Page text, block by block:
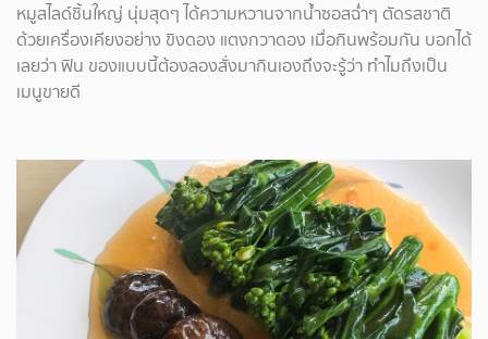
หมูสไลด์ชิ้นใหญ่ นุ่มสุดๆ ได้ความหวานจากน้ำซอสฉ่ำๆ ตัดรสชาติ
ด้วยเครื่องเคียงอย่าง ขิงดอง แตงกวาดอง เมื่อกินพร้อมกัน บอกได้
เลยว่า ฟิน ของแบบนี้ต้องลองสั่งมากินเองถึงจะรู้ว่า ทำไมถึงเป็น
เมนูขายดี